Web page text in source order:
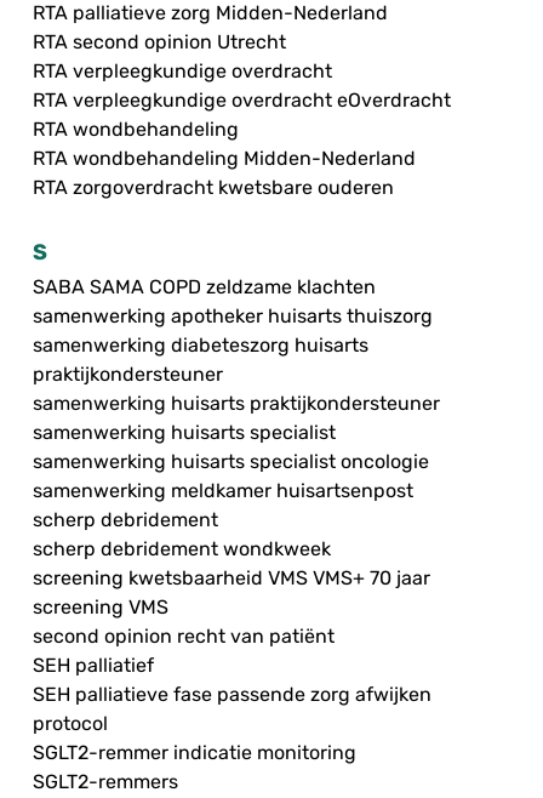
RTA palliatieve zorg Midden-Nederland
RTA second opinion Utrecht
RTA verpleegkundige overdracht
RTA verpleegkundige overdracht eOverdracht
RTA wondbehandeling
RTA wondbehandeling Midden-Nederland
RTA zorgoverdracht kwetsbare ouderen
S
SABA SAMA COPD zeldzame klachten
samenwerking apotheker huisarts thuiszorg
samenwerking diabeteszorg huisarts
praktijkondersteuner
samenwerking huisarts praktijkondersteuner
samenwerking huisarts specialist
samenwerking huisarts specialist oncologie
samenwerking meldkamer huisartsenpost
scherp debridement
scherp debridement wondkweek
screening kwetsbaarheid VMS VMS+ 70 jaar
screening VMS
second opinion recht van patiënt
SEH palliatief
SEH palliatieve fase passende zorg afwijken
protocol
SGLT2-remmer indicatie monitoring
SGLT2-remmers